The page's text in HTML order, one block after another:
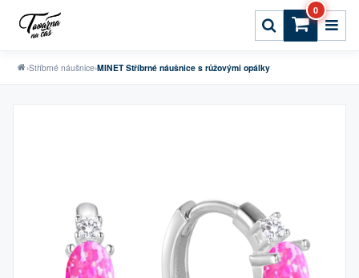
0
›Stříbrné náušnice›MINET Stříbrné náušnice s růžovými opálky